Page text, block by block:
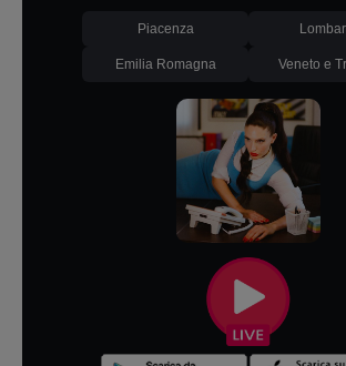
Piacenza
Emilia Romagna Veneto e